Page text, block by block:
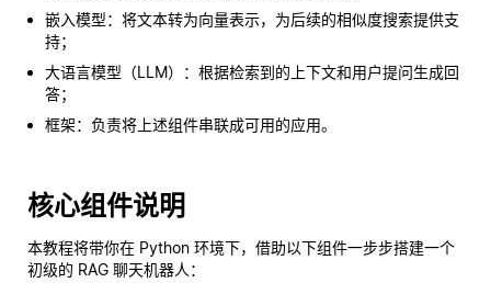
嵌入模型：将文本转为向量表示，为后续的相似度搜索提供支
持；
大语言模型（LLM）：根据检索到的上下文和用户提问生成回
答；
框架：负责将上述组件串联成可用的应用。
核心组件说明
本教程将带你在 Python 环境下，借助以下组件一步步搭建一个
初级的 RAG 聊天机器人：